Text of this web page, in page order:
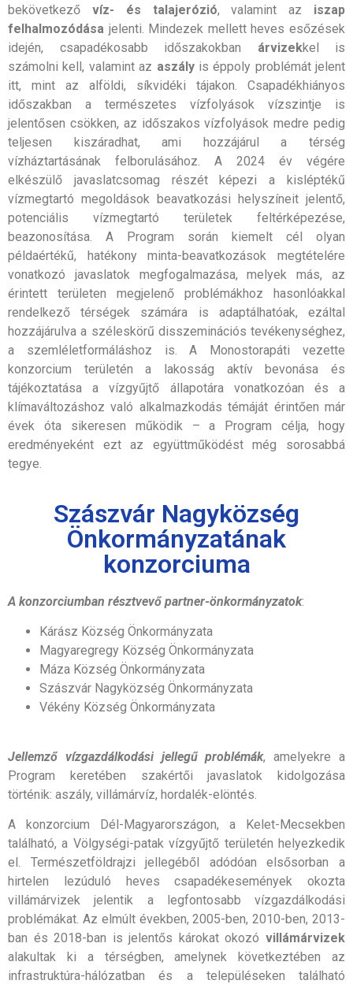
bekövetkező víz- és talajerózió, valamint az iszap
felhalmozódása jelenti. Mindezek mellett heves esőzések
idején, csapadékosabb időszakokban árvizekkel is
számolni kell, valamint az aszályis éppoly problémát jelent
itt, mint az alföldi, síkvidéki tájakon. Csapadékhiányos
időszakban a természetes vízfolyások vízszintje is
jelentősen csökken, az időszakos vízfolyások medre pedig
teljesen kiszáradhat, ami hozzájárul a térség
vízháztartásának felborulásához. A 2024 év végére
elkészülő javaslatcsomag részét képezi a kisléptékű
vízmegtartó megoldások beavatkozási helyszíneit jelentő,
potenciális vízmegtartó területek feltérképezése,
beazonosítása. A Program során kiemelt cél olyan
példaértékű, hatékony minta-beavatkozások megtételére
vonatkozó javaslatok megfogalmazása, melyek más, az
érintett területen megjelenő problémákhoz hasonlóakkal
rendelkező térségek számára is adaptálhatóak, ezáltal
hozzájárulva a széleskörű disszeminációs tevékenységhez,
a szemléletformáláshoz is. A Monostorapáti vezette
konzorcium területén a lakosság aktív bevonása és
tájékoztatása a vízgyűjtő állapotára vonatkozóan és a
klímaváltozáshoz való alkalmazkodás témáját érintően már
évek óta sikeresen működik – a Program célja, hogy
eredményeként ezt az együttműködést még sorosabbá
tegye.
Szászvár Nagyközség
Önkormányzatának
konzorciuma
A konzorciumban résztvevő partner-önkormányzatok:
Kárász Község Önkormányzata
Magyaregregy Község Önkormányzata
Máza Község Önkormányzata
Szászvár Nagyközség Önkormányzata
Vékény Község Önkormányzata
Jellemző vízgazdálkodási jellegű problémák, amelyekre a
Program keretében szakértői javaslatok kidolgozása
történik: aszály, villámárvíz, hordalék-elöntés.
A konzorcium Dél-Magyarországon, a Kelet-Mecsekben
található, a Völgységi-patak vízgyűjtő területén helyezkedik
el. Természetföldrajzi jellegéből adódóan elsősorban a
hirtelen lezúduló heves csapadékesemények okozta
villámárvizek jelentik a legfontosabb vízgazdálkodási
problémákat. Az elmúlt években, 2005-ben, 2010-ben, 2013-
ban és 2018-ban is jelentős károkat okozó villámárvizek
alakultak ki a térségben, amelynek következtében az
infrastruktúra-hálózatban és a településeken található